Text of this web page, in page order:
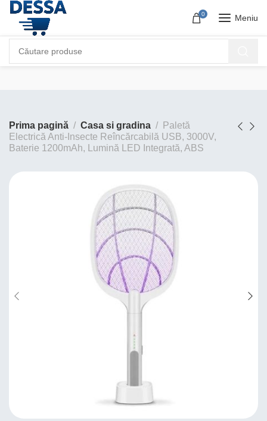
0 Meniu
Prima pagină Casa si gradina
Paletă
Electrică Anti-Insecte Reîncărcabilă USB, 3000V,
Baterie 1200mAh, Lumină LED Integrată, ABS